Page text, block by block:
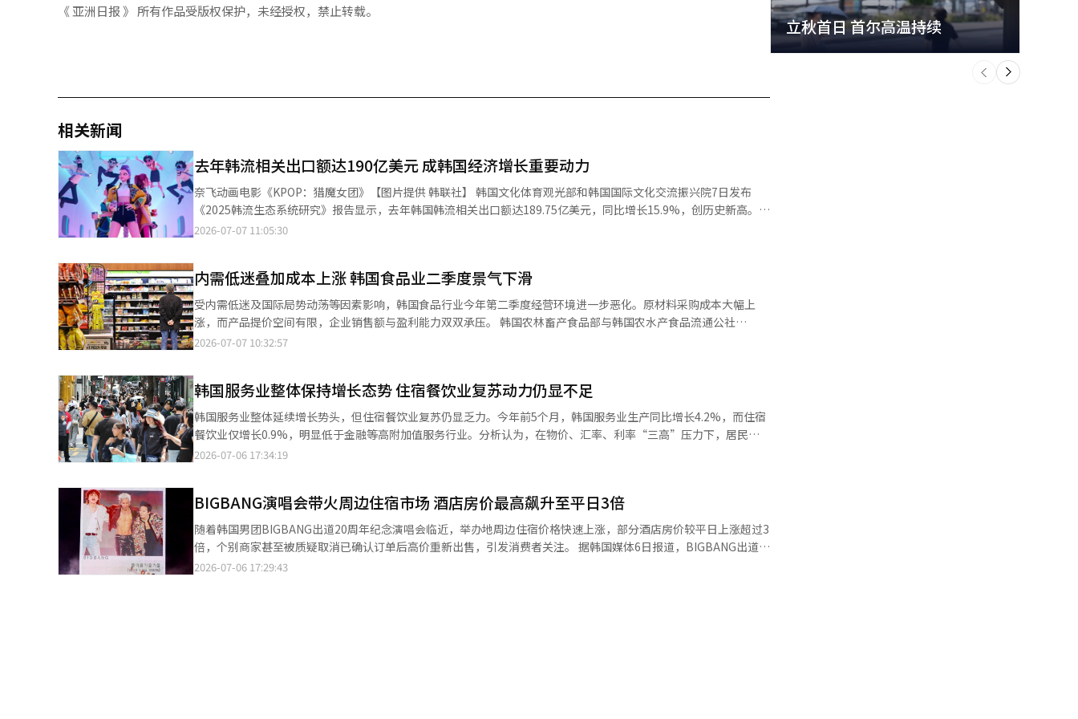
《 亚洲日报 》 所有作品受版权保护，未经授权，禁止转载。
相关新闻
去年韩流相关出口额达190亿美元 成韩国经济增长重要动力
奈飞动画电影《KPOP：猎魔女团》【图片提供 韩联社】 韩国文化体育观光部和韩国国际文化交流振兴院7日发布
《2025韩流生态系统研究》报告显示，去年韩国韩流相关出口额达189.75亿美元，同比增长15.9%，创历史新高。过
去十年间韩流相关出口增速达到整体商品服务出口增速的两倍，已成为韩国经济增长的重要动力。 报告显示，去年韩
同比分别增长84%和37.8%。 韩流对国民经济的带动效应同样创下历史新高，去年韩流创造的经济效应达48.28万亿
韩元，同比增长21.9%，附加值诱发效应为20.79万亿韩元，同比增长20.1%，带动就业24.237万人，同比增长
23.2%。 数据显示，自2015年后韩流相关出口额增长2.68倍，而同期整体商品和服务出口进增长1.36倍，韩流产业发
展速度几乎达到整体出口增速两倍。 不过，报告也指出，韩流在不同国家和地区的发展呈现明显分化趋势。目前，韩
流已进入大众化阶段的国家增至13个，美国、英国和阿联酋的韩流人气和成长指数持续上升。而泰国、马来西亚、越
2026-07-07 11:05:30
内需低迷叠加成本上涨 韩国食品业二季度景气下滑
受内需低迷及国际局势动荡等因素影响，韩国食品行业今年第二季度经营环境进一步恶化。原材料采购成本大幅上
涨，而产品提价空间有限，企业销售额与盈利能力双双承压。 韩国农林畜产食品部与韩国农水产食品流通公社
（aT）7日发布的《2026年第二季度食品产业景气调查》显示，今年第二季度韩国食品行业景气现况指数（BSI）为
季度景气恶化的主要原因；另有32.2%的企业认为，国际局势恶化引发的经济不确定性对行业造成较大冲击。 与此同
时，食品企业原材料采购价格持续攀升。第二季度原材料采购价格指数达到133.9，较第一季度上升13.4个百分点，
远高于荣枯线；相比之下，产品出厂价格指数仅为103.8，较第一季度仅上升2.5个百分点。这意味着尽管原材料成本
大幅上涨，但企业出于市场竞争等因素考虑，产品提价空间十分有限。 调查还显示，第二季度韩国食品产业销售指数
和营业利润指数分别为92.9和92.3，均低于100。其中，销售指数与第一季度基本持平，但营业利润指数同期下降1.7
前一季度有所下滑；不过，出口销售指数达到102.6，高于荣枯线，表明海外市场表现相对稳健，在一定程度上缓解
整体销售下滑的压力。 展望第三季度，韩国食品行业景气预期指数为100.4，虽略高于荣枯线，但低于此前市场对第
二季度作出的101.5的预期值，反映出企业对未来经营环境仍持谨慎态度。与此同时，第三季度原材料采购价格预期
指数升至116.6，较此前对第二季度的预测值（112.1）高出4.5个百分点。分析人士认为，中东局势持续紧张导致国
际大宗商品价格波动加剧，食品企业原材料成本压力短期内难以缓解，实际成本涨幅可能超出目前预期。 业内人士表
2026-07-07 10:32:57
韩国服务业整体保持增长态势 住宿餐饮业复苏动力仍显不足
韩国服务业整体延续增长势头，但住宿餐饮业复苏仍显乏力。今年前5个月，韩国服务业生产同比增长4.2%，而住宿
餐饮业仅增长0.9%，明显低于金融等高附加值服务行业。分析认为，在物价、汇率、利率“三高”压力下，居民消
费信心及自营业者经营状况仍将影响下半年内需复苏。 据韩国国家统计门户（KOSIS）及韩国产业活动统计6日公布
9.5%，住宿餐饮业恢复速度明显落后于高附加值服务行业。 韩国政府表示，外籍游客增加、消费券发放及住宿优惠
活动等政策，为住宿餐饮业带来一定支撑。但人口减少、餐饮消费放缓以及聚餐文化变化等因素，仍持续制约行业复
苏。不过，住宿餐饮业已逐步摆脱此前连续下滑态势。今年前5个月实现同比正增长，而2024年和去年同期均为负增
长。今年4月和5月行业生产同比分别增长1.2%和2.2%，显示复苏势头有所改善。 尽管如此，韩国政府认为，下半年
行业复苏仍面临较大不确定性。韩元兑美元汇率维持高位，进口成本上升、夏季农产品价格波动以及Homeplus门店
2026-07-06 17:34:19
BIGBANG演唱会带火周边住宿市场 酒店房价最高飙升至平日3倍
随着韩国男团BIGBANG出道20周年纪念演唱会临近，举办地周边住宿价格快速上涨，部分酒店房价较平日上涨超过3
倍，个别商家甚至被质疑取消已确认订单后高价重新出售，引发消费者关注。 据韩国媒体6日报道，BIGBANG出道
20周年纪念演唱会将于8月21日至23日在京畿道高阳市高阳综合运动场举行。自6月25日演唱会门票开启预售以来，
2026-07-06 17:29:43
立秋首日 首尔高温持续
下
一
个